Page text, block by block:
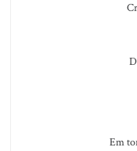
Em